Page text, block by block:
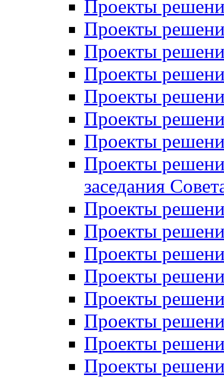
Проекты
Проекты
Проекты
Проекты
Проекты
Проекты
Проекты
Проекты
заседания
Проекты
Проекты
Проекты
Проекты
Проекты
Проекты
Проекты
Проекты